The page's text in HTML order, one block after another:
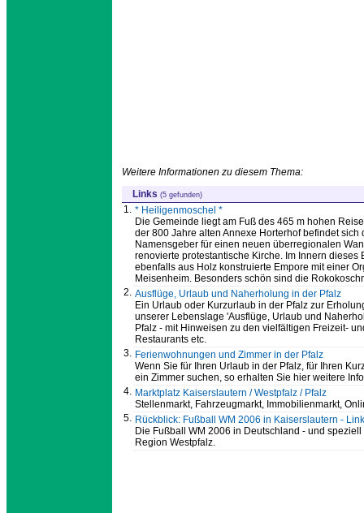
Weitere Informationen zu diesem Thema:
Links (5 gefunden)
1. * Heiligenmoschel *
Die Gemeinde liegt am Fuß des 465 m hohen
der 800 Jahre alten Annexe Horterhof befindet
Namensgeber für einen neuen überregionalen
renovierte protestantische Kirche. Im Innern
ebenfalls aus Holz konstruierte Empore mit einer
Meisenheim. Besonders schön sind die
2. Ausflüge, Urlaub und Naherholung in der Pfalz
Ein Urlaub oder Kurzurlaub in der Pfalz zur
unserer Lebenslage 'Ausflüge, Urlaub und
Pfalz - mit Hinweisen zu den vielfältigen Freizeit-
Restaurants etc.
3. Ferienwohnungen und Zimmer in der Pfalz
Wenn Sie für Ihren Urlaub in der Pfalz, für Ihren
ein Zimmer suchen, so erhalten Sie hier weitere
4. Marktplatz Kaiserslautern / Westpfalz / Pfalz
Stellenmarkt, Fahrzeugmarkt, Immobilienmarkt,
5. Rückblick: Fußball WM 2006 in Kaiserslautern -
Die Fußball WM 2006 in Deutschland - und
Region Westpfalz.